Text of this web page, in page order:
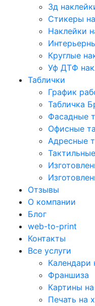
3д
Cтикеры
Наклейки
Круглые
Уф ДТФ
Таблички
График
Табличка
Фасадные
Офисные
Адресные
Отзывы
О компании
Блог
web-to-print
Контакты
Все услуги
Календари
Франшиза
Картины
Печать на